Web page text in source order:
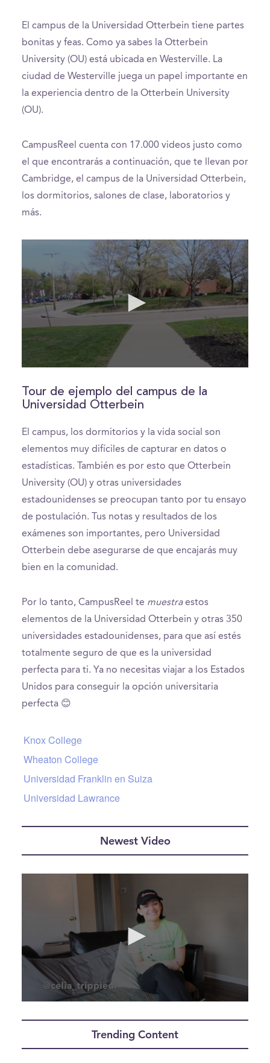
El campus de la Universidad Otterbein tiene partes
bonitas y feas. Como ya sabes la Otterbein
University (OU) está ubicada en Westerville. La
ciudad de Westerville juega un papel importante en
la experiencia dentro de la Otterbein University
(OU).
CampusReel cuenta con 17.000 videos justo como
el que encontrarás a continuación, que te llevan por
Cambridge, el campus de la Universidad Otterbein,
los dormitorios, salones de clase, laboratorios y
más.
of
2
minutes,
seconds
Tour de ejemplo del campus de la
Universidad Otterbein
El campus, los dormitorios y la vida social son
elementos muy difíciles de capturar en datos o
estadísticas. También es por esto que Otterbein
University (OU) y otras universidades
estadounidenses se preocupan tanto por tu ensayo
de postulación. Tus notas y resultados de los
exámenes son importantes, pero Universidad
Otterbein debe asegurarse de que encajarás muy
bien en la comunidad.
Por lo tanto, CampusReel te muestraestos
elementos de la Universidad Otterbein y otras 350
universidades estadounidenses, para que así estés
totalmente seguro de que es la universidad
perfecta para ti. Ya no necesitas viajar a los Estados
Unidos para conseguir la opción universitaria
perfecta 😊
Knox College
Wheaton College
Universidad Franklin en Suiza
Universidad Lawrance
Newest Video
Trending Content